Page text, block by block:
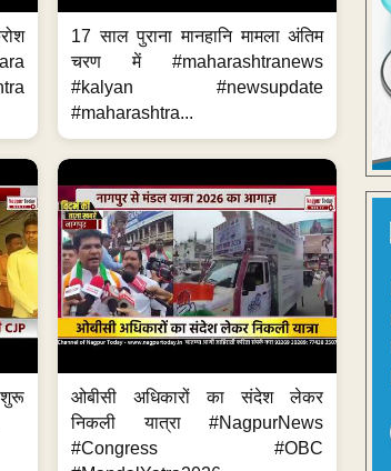
17 साल पुराना मानहानि मामला अंतिम
चरण में #maharashtranews
#kalyan #newsupdate
#maharashtra...
शुरू
ओबीसी अधिकारों का संदेश लेकर
निकली यात्रा #NagpurNews
#Congress #OBC